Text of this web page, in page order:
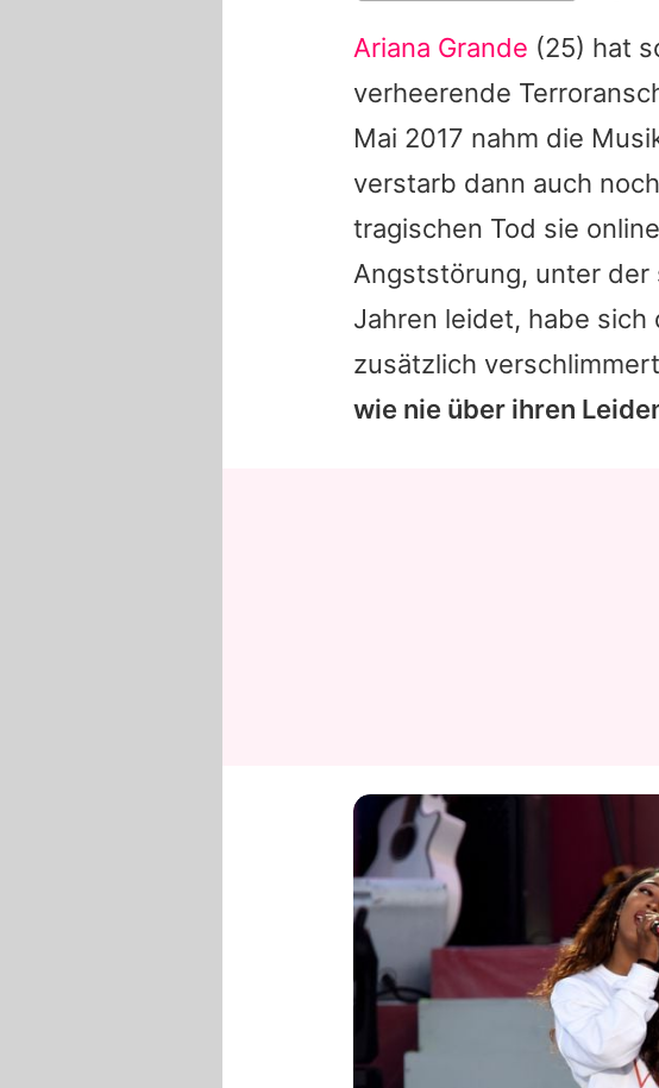
Ariana Grande (25) hat
verheerende
Mai 2017 nahm die
verstarb dann auch
tragischen Tod sie
Angststörung, unter der
Jahren leidet, habe
zusätzlich
wie nie über ihren